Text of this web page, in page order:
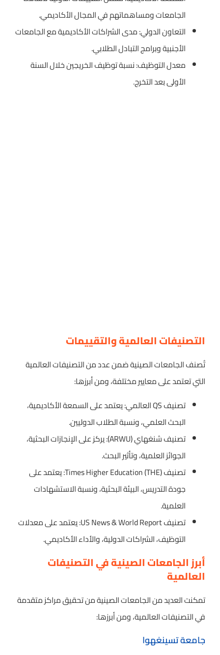
الجامعات ومساهماتهم في المجال الأكاديمي.
التعاون الدولي: مدى الشراكات الأكاديمية مع الجامعات
الأجنبية وبرامج التبادل الطلابي.
معدل التوظيف: نسبة توظيف الخريجين خلال السنة
الأولى بعد التخرج.
التصنيفات العالمية والتقييمات
تُصنف الجامعات الصينية ضمن عدد من التصنيفات العالمية
التي تعتمد على معايير مختلفة، ومن أبرزها:
تصنيف QS العالمي: يعتمد على السمعة الأكاديمية،
البحث العلمي، ونسبة الطلاب الدوليين.
تصنيف شنغهاي (ARWU): يركز على الإنجازات البحثية،
الجوائز العلمية، وتأثير البحث.
تصنيف Times Higher Education (THE): يعتمد على
جودة التدريس، البيئة البحثية، ونسبة الاستشهادات
العلمية.
تصنيف US News & World Report: يعتمد على معدلات
التوظيف، الشراكات الدولية، والأداء الأكاديمي.
أبرز الجامعات الصينية في التصنيفات
العالمية
تمكنت العديد من الجامعات الصينية من تحقيق مراكز متقدمة
في التصنيفات العالمية، ومن أبرزها:
جامعة تسينغهوا